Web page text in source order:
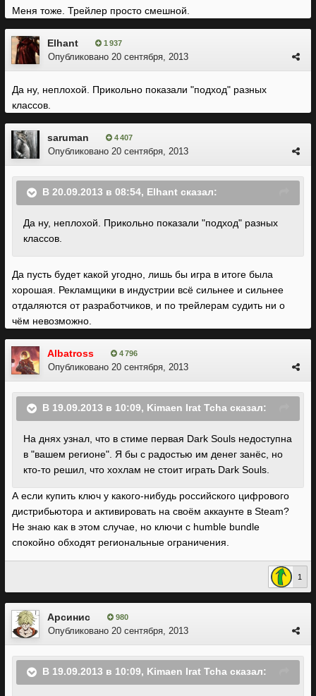
Меня тоже. Трейлер просто смешной.
Elhant 1 937
Опубликовано 20 сентября, 2013
Да ну, неплохой. Прикольно показали "подход" разных
классов.
saruman 4 407
Опубликовано 20 сентября, 2013
В 20.09.2013 в 08:54, Elhant сказал:
Да ну, неплохой. Прикольно показали "подход" разных
классов.
Да пусть будет какой угодно, лишь бы игра в итоге была
хорошая. Рекламщики в индустрии всё сильнее и сильнее
отдаляются от разработчиков, и по трейлерам судить ни о
чём невозможно.
Albatross 4 796
Опубликовано 20 сентября, 2013
В 19.09.2013 в 10:09, Kimaen Irat Tcha сказал:
На днях узнал, что в стиме первая Dark Souls недоступна
в "вашем регионе". Я бы с радостью им денег занёс, но
кто-то решил, что хохлам не стоит играть Dark Souls.
А если купить ключ у какого-нибудь российского цифрового
дистрибьютора и активировать на своём аккаунте в Steam?
Не знаю как в этом случае, но ключи с humble bundle
спокойно обходят региональные ограничения.
1
Арсинис 980
Опубликовано 20 сентября, 2013
В 19.09.2013 в 10:09, Kimaen Irat Tcha сказал: